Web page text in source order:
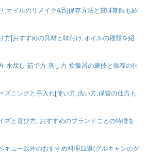
,オイルのリメイク4品[保存方法と賞味期限も紹
方[おすすめの具材と味付け,オイルの種類を紹
水戻し 茹で方 蒸し方 炊飯器の裏技と保存の仕
ズニングと手入れ[使い方,洗い方,保管の仕方も
ズと選び方, おすすめのブランドごとの特徴を
キュー以外のおすすめ料理12選(グルキャンの夕